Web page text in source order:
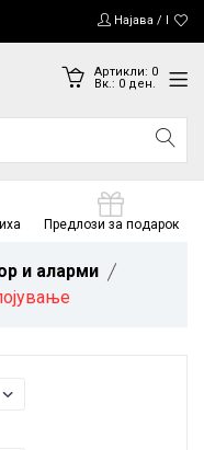
Најава /
Артикли: 0
Вк.: 0ден.
Предлози за подарок
и аларми